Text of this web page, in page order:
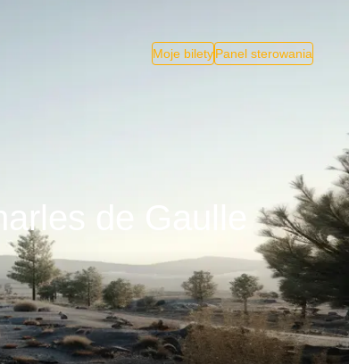
Moje biletyPanel sterowania
de Gaulle